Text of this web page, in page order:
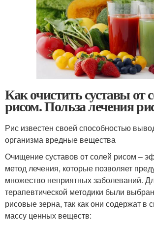
Как очистить суставы от
рисом. Польза лечения
Рис известен своей способностью
организма вредные вещества
Очищение суставов от солей рисом –
метод лечения, которые позволяет
множество неприятных заболеваний.
терапевтической методики были
рисовые зерна, так как они содержат в
массу ценных веществ: